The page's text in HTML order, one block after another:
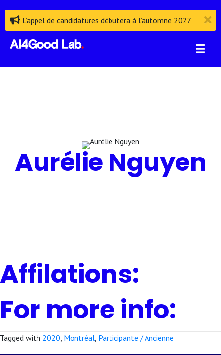
L’appel de candidatures débutera à l’automne 2027
Aurélie Nguyen
Affilations:
For more info:
Tagged with 2020 Montréal Participante / Ancienne